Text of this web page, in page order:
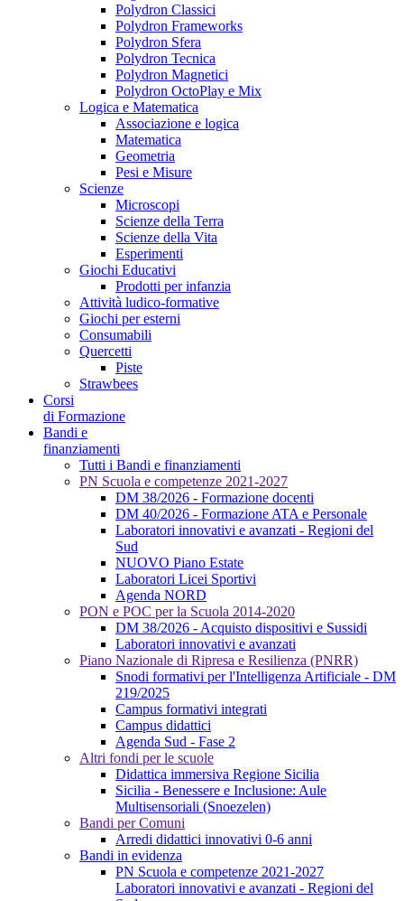
Polydron Classici
Polydron Frameworks
Polydron Sfera
Polydron Tecnica
Polydron Magnetici
Polydron OctoPlay e Mix
Logica e Matematica
Associazione e logica
Matematica
Geometria
Pesi e Misure
Scienze
Microscopi
Scienze della Terra
Scienze della Vita
Esperimenti
Giochi Educativi
Prodotti per infanzia
Attività ludico-formative
Giochi per esterni
Consumabili
Quercetti
Piste
Strawbees
Corsi
di Formazione
Bandi e
finanziamenti
Tutti i Bandi e finanziamenti
PN Scuola e competenze 2021-2027
DM 38/2026 - Formazione docenti
DM 40/2026 - Formazione ATA e Personale
Laboratori innovativi e avanzati - Regioni del
Sud
NUOVO Piano Estate
Laboratori Licei Sportivi
Agenda NORD
PON e POC per la Scuola 2014-2020
DM 38/2026 - Acquisto dispositivi e Sussidi
Laboratori innovativi e avanzati
Piano Nazionale di Ripresa e Resilienza (PNRR)
Snodi formativi per l'Intelligenza Artificiale - DM
219/2025
Campus formativi integrati
Campus didattici
Agenda Sud - Fase 2
Altri fondi per le scuole
Didattica immersiva Regione Sicilia
Sicilia - Benessere e Inclusione: Aule
Multisensoriali (Snoezelen)
Bandi per Comuni
Arredi didattici innovativi 0-6 anni
Bandi in evidenza
PN Scuola e competenze 2021-2027
Laboratori innovativi e avanzati - Regioni del